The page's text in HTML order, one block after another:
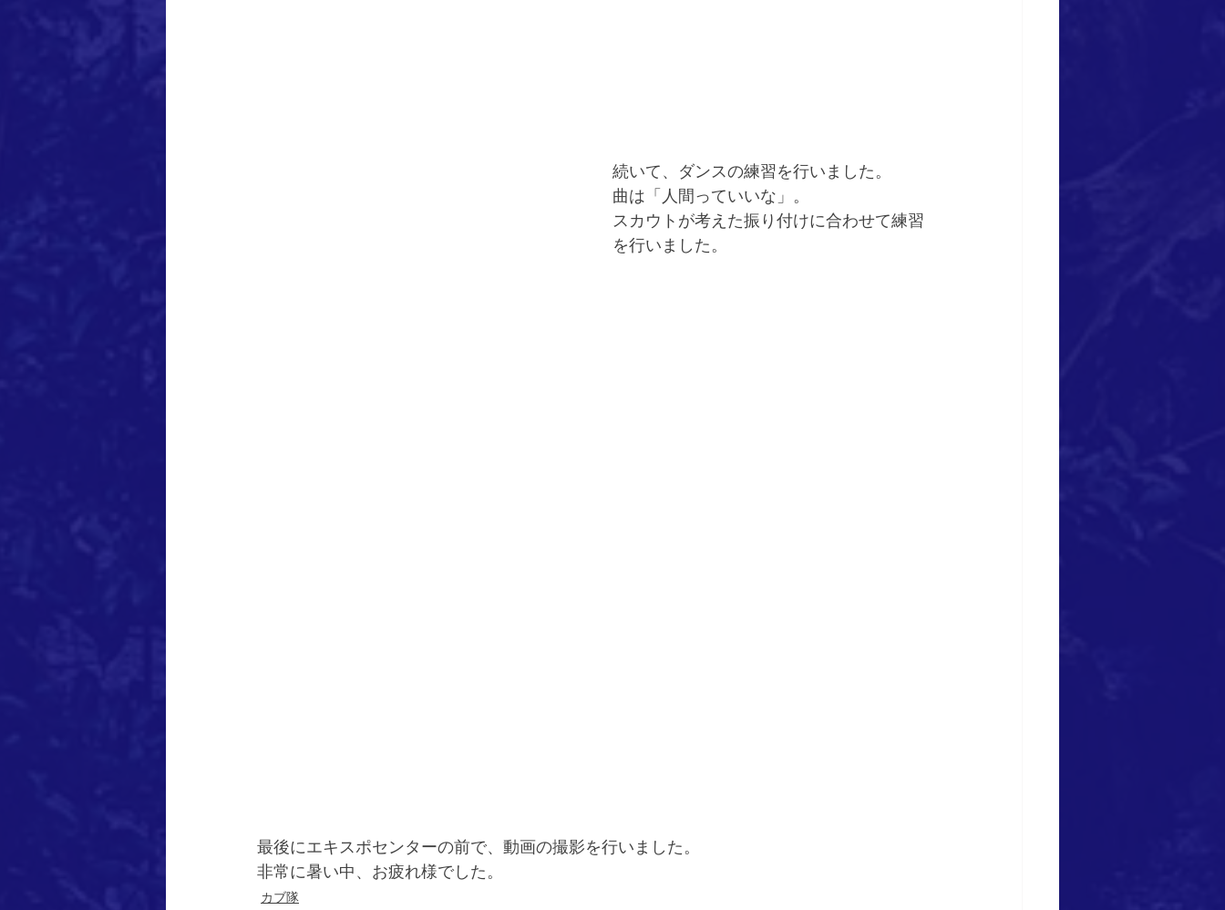
続いて、ダンスの練習を行いました。
曲は「人間っていいな」。
スカウトが考えた振り付けに合わせて練習
を行いました。
最後にエキスポセンターの前で、動画の撮影を行いました。
非常に暑い中、お疲れ様でした。
カブ隊